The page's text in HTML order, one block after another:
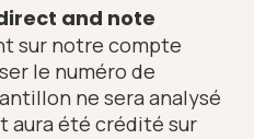
and note
sur notre compte
le numéro de
ne sera analysé
aura été crédité sur